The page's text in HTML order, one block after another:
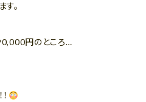
。
円のところ…